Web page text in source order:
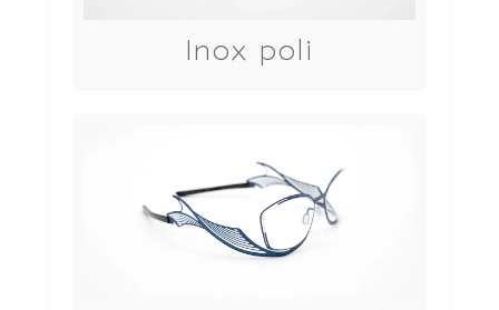
Inox poli